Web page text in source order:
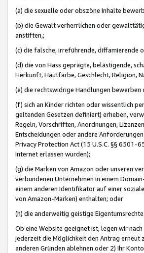
(a) die sexuelle oder obszöne Inhalte
(b) die Gewalt verherrlichen oder
anstiften,;
(c) die falsche, irreführende, diffamierende
(d) die von Hass geprägte, belästigende,
Herkunft, Hautfarbe, Geschlecht, Religion,
(e) die rechtswidrige Handlungen bewerben
(f) sich an Kinder richten oder wissentlich
geltenden Gesetzen definiert) erheben,
Regeln, Vorschriften, Anordnungen,
Entscheidungen oder andere
Privacy Protection Act (15 U.S.C. §§ 6501-
Internet erlassen wurden);
(g) die Marken von Amazon oder unseren
verbundenen Unternehmen in einem
einem anderen Identifikator auf einer
von Amazon-Marken) enthalten; oder
(h) die anderweitig geistige
Ob eine Website geeignet ist, legen wir
jederzeit die Möglichkeit den Antrag erneut
anderen Gründen ablehnen oder 2) Ihr